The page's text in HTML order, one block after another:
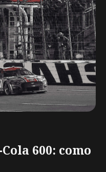
Cola 600: como